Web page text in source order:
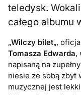
teledysk.
całego albumu
„Wilczy bilet„,
Tomasza Edwarda,
napisaną na
niesie ze sobą zbyt
muzycznej jest